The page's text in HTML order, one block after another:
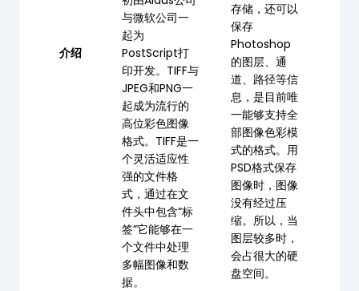
介绍
与微软公司一
起为
PostScript打
印开发。TIFF与
JPEG和PNG一
起成为流行的
高位彩色图像
格式。TIFF是一
个灵活适应性
强的文件格
式，通过在文
件头中包含“标
签”它能够在一
个文件中处理
多幅图像和数
据。
存储，还可以
保存
Photoshop
的图层、通
道、路径等信
息，是目前唯
一能够支持全
部图像色彩模
式的格式。用
PSD格式保存
图像时，图像
没有经过压
缩。所以，当
图层较多时，
会占很大的硬
盘空间。